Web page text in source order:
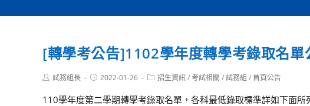
[轉學考公告]1102學年度轉學考錄取名單
Post試務組長
Post2022-01-26
Post招生資訊/考試相關 /試務組 /首頁公告
110學年度第二學期轉學考錄取名單，各科最低錄取標準詳如下面